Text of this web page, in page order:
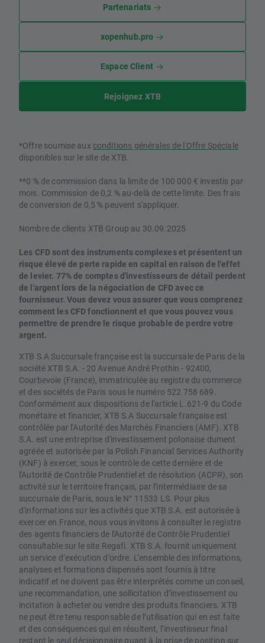
Partenariats
xopenhub.pro
Espace Client
Rejoignez XTB
*Offre soumise aux conditions générales de l'Offre Spéciale
disponibles sur le site de XTB.
**0 % de commission dans la limite de 100 000 € investis par
mois. Commission de 0,2 % au-delà de cette limite. Des frais
de conversion de 0,5 % peuvent s'appliquer.
Nombre de clients XTB Group au 30.09.2025
Les CFD sont des instruments complexes et présentent un
risque élevé de perte rapide en capital en raison de l'effet
de levier. 77% de comptes d'investisseurs de détail perdent
de l'argent lors de la négociation de CFD avec ce
fournisseur. Vous devez vous assurer que vous comprenez
comment les CFD fonctionnent et que vous pouvez vous
permettre de prendre le risque probable de perdre votre
argent.
XTB S.A Succursale française est la succursale de Paris de la
société XTB S.A. - 20 Avenue André Prothin - 92400,
Courbevoie (France), immatriculée au registre du commerce
et des sociétés de Paris sous le numéro 522 758 689.
Conformément aux dispositions de l'article L.621-9 du Code
monétaire et financier, XTB S.A Succursale française est
contrôlée par l'Autorité des Marchés Financiers (AMF). XTB
S.A. est une entreprise d'investissement polonaise dument
agréée et autorisée par la Polish Financial Services Authority
(KNF) à exercer, sous le contrôle de cette dernière et de
l'Autorité de Contrôle Prudentiel et de résolution (ACPR), son
activité sur le territoire français, par l'intermédiaire de sa
succursale de Paris, sous le N° 11533 LS. Pour plus
d'informations sur les activités que XTB S.A. est autorisée à
exercer en France, nous vous invitons à consulter le registre
des agents financiers de l'Autorité de Contrôle Prudentiel
consultable sur le site Regafi. XTB S.A. fournit uniquement
un service d’exécution d’ordre. L’ensemble des informations,
analyses et formations dispensés sont fournis à titre
indicatif et ne doivent pas être interprétés comme un conseil,
une recommandation, une sollicitation d’investissement ou
incitation à acheter ou vendre des produits financiers. XTB
ne peut être tenu responsable de l’utilisation qui en est faite
et des conséquences qui en résultent, l’investisseur final
restant le seul décisionnaire quant à la prise de position sur